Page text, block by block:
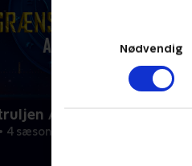
Nødvendig
Australien
4 sæsoner